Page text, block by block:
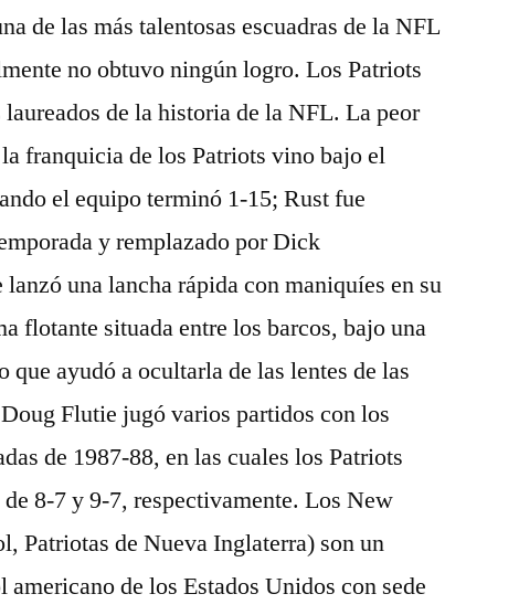
de las más talentosas escuadras de la NFL
no obtuvo ningún logro. Los Patriots
de la historia de la NFL. La peor
franquicia de los Patriots vino bajo el
el equipo terminó 1-15; Rust fue
y remplazado por Dick
una lancha rápida con maniquíes en su
flotante situada entre los barcos, bajo una
que ayudó a ocultarla de las lentes de las
Flutie jugó varios partidos con los
de 1987-88, en las cuales los Patriots
8-7 y 9-7, respectivamente. Los New
Patriotas de Nueva Inglaterra) son un
de los Estados Unidos con sede